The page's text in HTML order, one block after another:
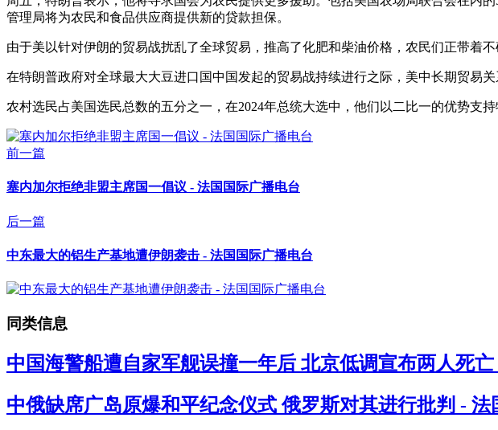
管理局将为农民和食品供应商提供新的贷款担保。
由于美以针对伊朗的贸易战扰乱了全球贸易，推高了化肥和柴油价格，农民们正带着不
在特朗普政府对全球最大大豆进口国中国发起的贸易战持续进行之际，美中长期贸易关
农村选民占美国选民总数的五分之一，在2024年总统大选中，他们以二比一的优势支
前一篇
塞内加尔拒绝非盟主席国一倡议 - 法国国际广播电台
后一篇
中东最大的铝生产基地遭伊朗袭击 - 法国国际广播电台
同类信息
中国海警船遭自家军舰误撞一年后 北京低调宣布两人死
中俄缺席广岛原爆和平纪念仪式 俄罗斯对其进行批判 - 法